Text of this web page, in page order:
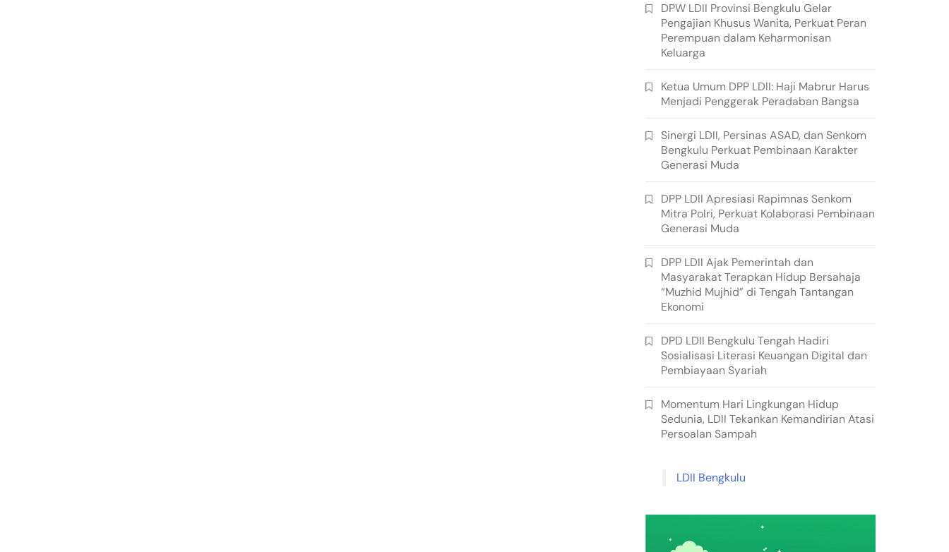
DPW LDII Provinsi Bengkulu Gelar
Pengajian Khusus Wanita, Perkuat Peran
Perempuan dalam Keharmonisan
Keluarga
Ketua Umum DPP LDII: Haji Mabrur Harus
Menjadi Penggerak Peradaban Bangsa
Sinergi LDII, Persinas ASAD, dan Senkom
Bengkulu Perkuat Pembinaan Karakter
Generasi Muda
DPP LDII Apresiasi Rapimnas Senkom
Mitra Polri, Perkuat Kolaborasi Pembinaan
Generasi Muda
DPP LDII Ajak Pemerintah dan
Masyarakat Terapkan Hidup Bersahaja
“Muzhid Mujhid” di Tengah Tantangan
Ekonomi
DPD LDII Bengkulu Tengah Hadiri
Sosialisasi Literasi Keuangan Digital dan
Pembiayaan Syariah
Momentum Hari Lingkungan Hidup
Sedunia, LDII Tekankan Kemandirian Atasi
Persoalan Sampah
LDII Bengkulu